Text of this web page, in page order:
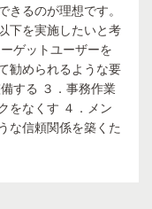
るのが理想です。
下を実施したいと考
ゲットユーザーを
勧められるような要
する ３．事務作業
をなくす ４．メン
な信頼関係を築くた